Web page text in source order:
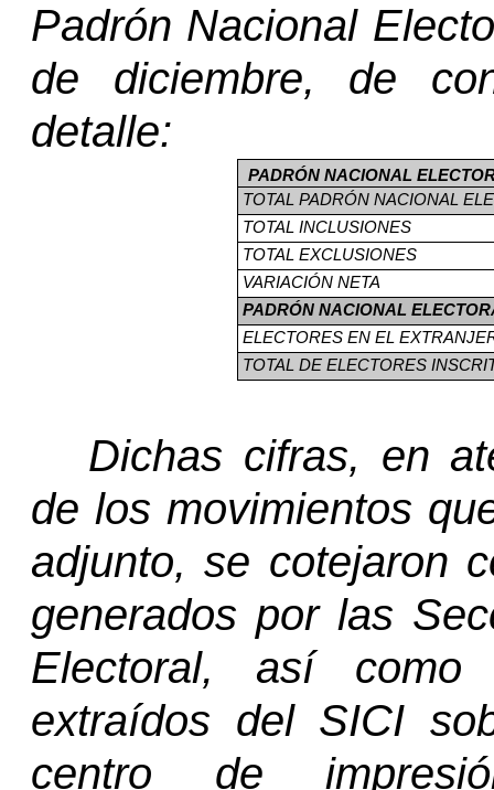
Padrón Nacional
de diciembre, de
detalle:
PADRÓN NACIONAL
TOTAL PADRÓN NACIONAL
TOTAL INCLUSIONES
TOTAL EXCLUSIONES
VARIACIÓN NETA
PADRÓN NACIONAL
ELECTORES EN EL
TOTAL DE ELECTORES
Dichas cifras, en
de los movimientos
adjunto, se cotejaron
generados por las
Electoral, así
extraídos del SICI
centro de